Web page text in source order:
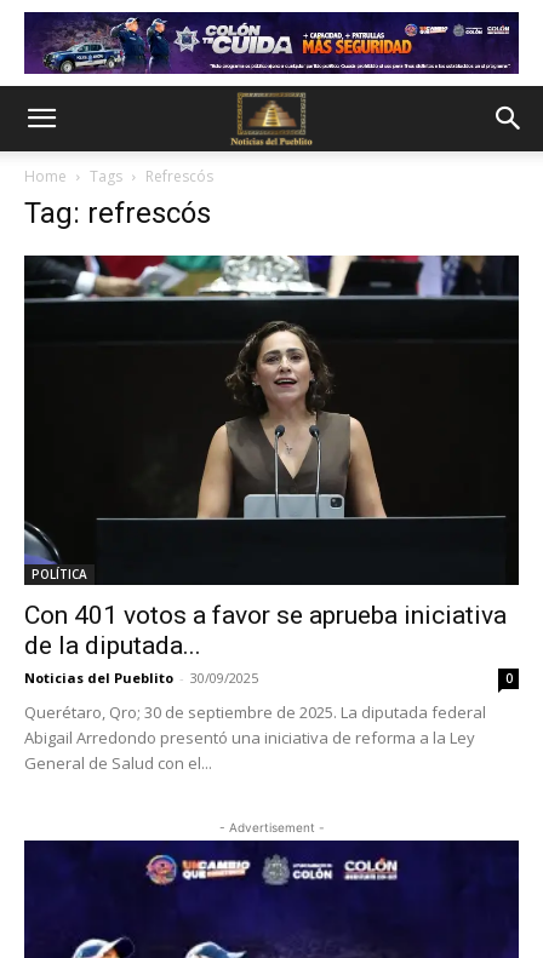
Home Tags Refrescós
Tag: refrescós
POLÍTICA
Con 401 votos a favor se aprueba iniciativa
de la diputada...
Noticias del Pueblito - 30/09/2025 0
Querétaro, Qro; 30 de septiembre de 2025. La diputada federal
Abigail Arredondo presentó una iniciativa de reforma a la Ley
General de Salud con el...
- Advertisement -